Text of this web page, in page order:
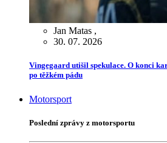
Jan Matas ,
30. 07. 2026
Vingegaard utišil spekulace. O konci
po těžkém pádu
Motorsport
Poslední zprávy z motorsportu